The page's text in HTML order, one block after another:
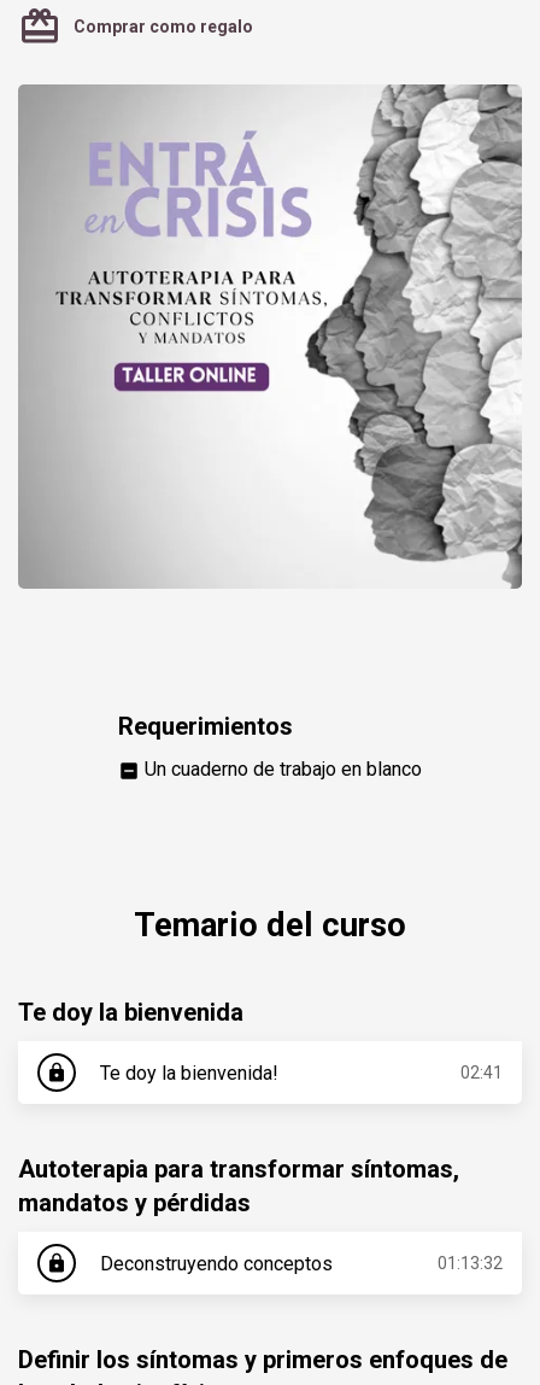
card_giftcard Comprar como regalo
Requerimientos
indeterminate_check_box Un cuaderno de trabajo en blanco
Temario del curso
Te doy la bienvenida
lock Te doy la bienvenida! 02:41
Autoterapia para transformar síntomas,
mandatos y pérdidas
lock Deconstruyendo conceptos 01:13:32
Definir los síntomas y primeros enfoques de